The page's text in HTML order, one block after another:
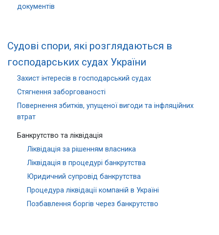
документів
Судові спори, які розглядаються в
господарських судах України
Захист інтересів в господарський судах
Стягнення заборгованості
Повернення збитків, упущеної вигоди та інфляційних
втрат
Банкрутство та ліквідація
Ліквідація за рішенням власника
Ліквідація в процедурі банкрутства
Юридичний супровід банкрутства
Процедура ліквідації компаній в Україні
Позбавлення боргів через банкрутство